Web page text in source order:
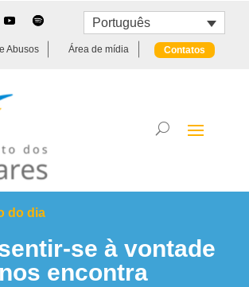
Português
Abusos Área de mídia Contatos
do dia
se à vontade
encontra